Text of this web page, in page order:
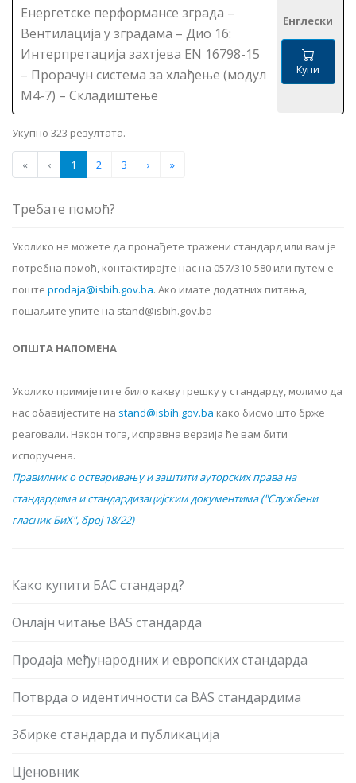
Енергетске перформансе зграда –
Вентилација у зградама – Дио 16:
Интерпретација захтјева ЕN 16798-15
– Прорачун система за хлађење (модул
М4-7) – Складиштење
Енглески
Купи
Укупно 323 резултата.
« ‹ 1 2 3 › »
Требате помоћ?
Уколико не можете да пронађете тражени стандард или вам је
потребна помоћ, контактирајте нас на 057/310-580 или путем е-
поште prodaja@isbih.gov.ba. Ако имате додатних питања,
пошаљите упите на stand@isbih.gov.ba
ОПШТА НАПОМЕНА
Уколико примијетите било какву грешку у стандарду, молимо да
нас обавијестите на stand@isbih.gov.ba како бисмо што брже
реаговали. Након тога, исправна верзија ће вам бити
испоручена.
Правилник о остваривању и заштити ауторских права на
стандардима и стандардизацијским документима ("Службени
гласник БиХ", број 18/22)
Како купити БАС стандард?
Онлајн читање BAS стандарда
Продаја међународних и европских стандарда
Потврда о идентичности са BAS стандардима
Збирке стандарда и публикација
Цјеновник